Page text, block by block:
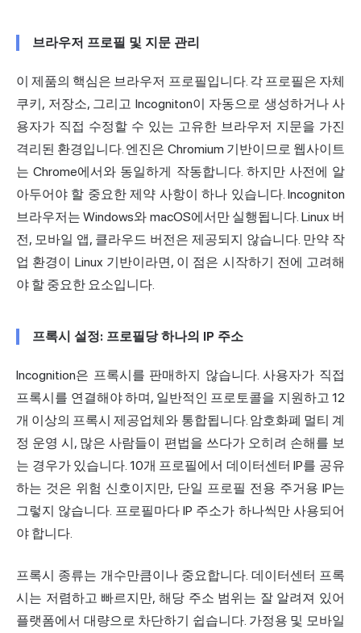
브라우저 프로필 및 지문 관리
이 제품의 핵심은 브라우저 프로필입니다. 각 프로필은 자체
쿠키, 저장소, 그리고 Incogniton이 자동으로 생성하거나 사
용자가 직접 수정할 수 있는 고유한 브라우저 지문을 가진
격리된 환경입니다. 엔진은 Chromium 기반이므로 웹사이트
는 Chrome에서와 동일하게 작동합니다. 하지만 사전에 알
아두어야 할 중요한 제약 사항이 하나 있습니다. Incogniton
브라우저는 Windows와 macOS에서만 실행됩니다. Linux 버
전, 모바일 앱, 클라우드 버전은 제공되지 않습니다. 만약 작
업 환경이 Linux 기반이라면, 이 점은 시작하기 전에 고려해
야 할 중요한 요소입니다.
프록시 설정: 프로필당 하나의 IP 주소
Incognition은 프록시를 판매하지 않습니다. 사용자가 직접
프록시를 연결해야 하며, 일반적인 프로토콜을 지원하고 12
개 이상의 프록시 제공업체와 통합됩니다. 암호화폐 멀티 계
정 운영 시, 많은 사람들이 편법을 쓰다가 오히려 손해를 보
는 경우가 있습니다. 10개 프로필에서 데이터센터 IP를 공유
하는 것은 위험 신호이지만, 단일 프로필 전용 주거용 IP는
그렇지 않습니다. 프로필마다 IP 주소가 하나씩만 사용되어
야 합니다.
프록시 종류는 개수만큼이나 중요합니다. 데이터센터 프록
시는 저렴하고 빠르지만, 해당 주소 범위는 잘 알려져 있어
플랫폼에서 대량으로 차단하기 쉽습니다. 가정용 및 모바일